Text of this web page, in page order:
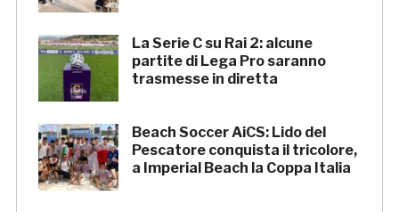
La Serie C su Rai 2: alcune
partite di Lega Pro saranno
trasmesse in diretta
Beach Soccer AiCS: Lido del
Pescatore conquista il tricolore,
a Imperial Beach la Coppa Italia